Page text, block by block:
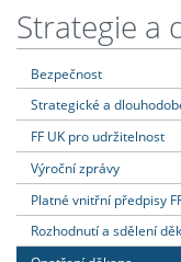
Strategie a
Bezpečnost
Strategické a
FF UK pro udržitelnost
Výroční zprávy
Platné vnitřní předpisy
Rozhodnutí a sdělení